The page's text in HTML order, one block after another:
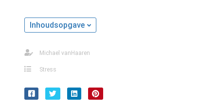
Inhoudsopgave
Michael vanHaaren
Stress
worden